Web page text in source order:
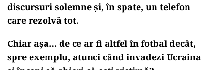
discursuri solemne și, în spate, un telefon
care rezolvă tot.
Chiar așa… de ce ar fi altfel în fotbal decât,
spre exemplu, atunci când invadezi Ucraina